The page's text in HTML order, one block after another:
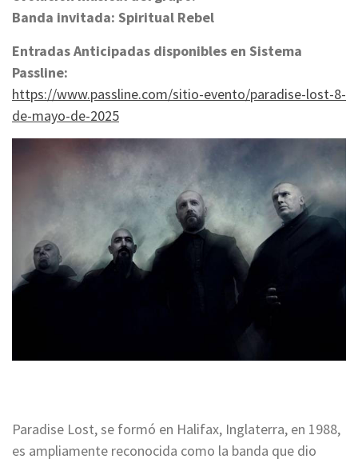
Banda invitada: Spiritual Rebel
Entradas Anticipadas disponibles en Sistema
Passline:
https://www.passline.com/sitio-evento/paradise-lost-8-
de-mayo-de-2025
Paradise Lost, se formó en Halifax, Inglaterra, en 1988,
es ampliamente reconocida como la banda que dio